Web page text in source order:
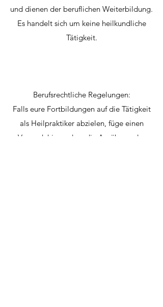
und dienen der beruflichen Weiterbildung.
Es handelt sich um keine heilkundliche
Tätigkeit.
Berufsrechtliche Regelungen:
Falls eure Fortbildungen auf die Tätigkeit
als Heilpraktiker abzielen, füge einen
Vermerk hinzu, dass die Ausübung der